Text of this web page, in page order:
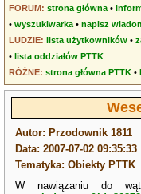
FORUM: strona główna •
•wyszukiwarka •napisz
LUDZIE: lista użytkowników •
•lista oddziałów PTTK
RÓŻNE: strona główna PTTK •
Autor: Przodownik 1811
Data: 2007-07-02 09:35:33
Tematyka: Obiekty PTTK
W nawiązaniu do